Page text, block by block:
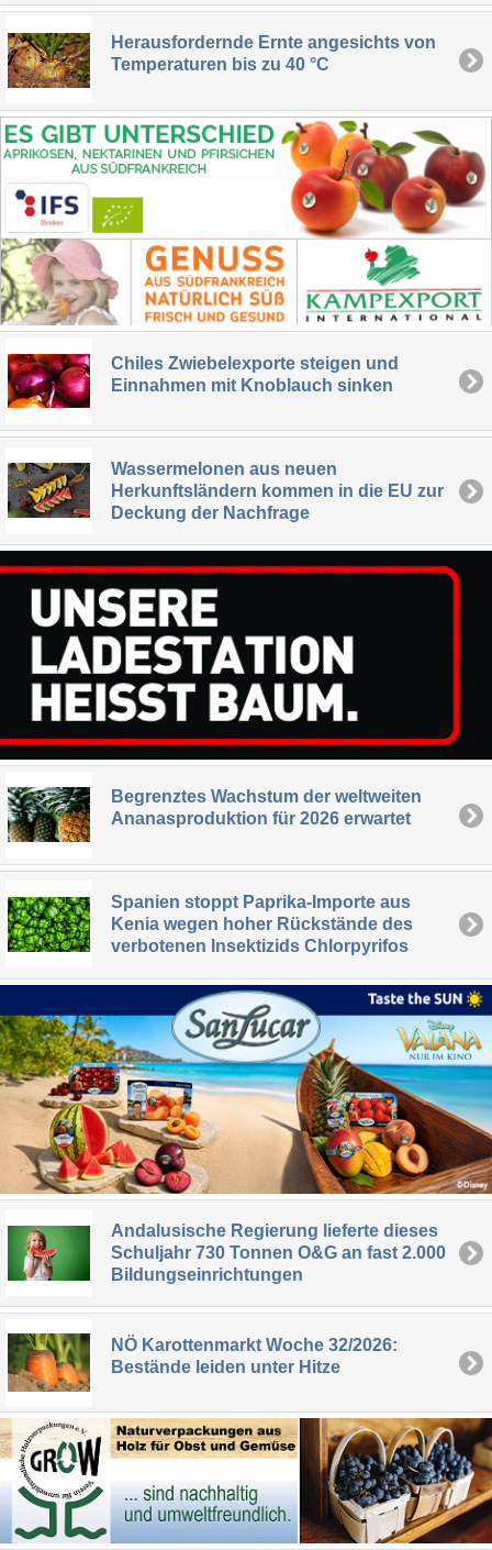
Herausfordernde Ernte angesichts von
Temperaturen bis zu 40 °C
Chiles Zwiebelexporte steigen und
Einnahmen mit Knoblauch sinken
Wassermelonen aus neuen
Herkunftsländern kommen in die EU zur
Deckung der Nachfrage
Begrenztes Wachstum der weltweiten
Ananasproduktion für 2026 erwartet
Spanien stoppt Paprika-Importe aus
Kenia wegen hoher Rückstände des
verbotenen Insektizids Chlorpyrifos
Andalusische Regierung lieferte dieses
Schuljahr 730 Tonnen O&G an fast 2.000
Bildungseinrichtungen
NÖ Karottenmarkt Woche 32/2026:
Bestände leiden unter Hitze